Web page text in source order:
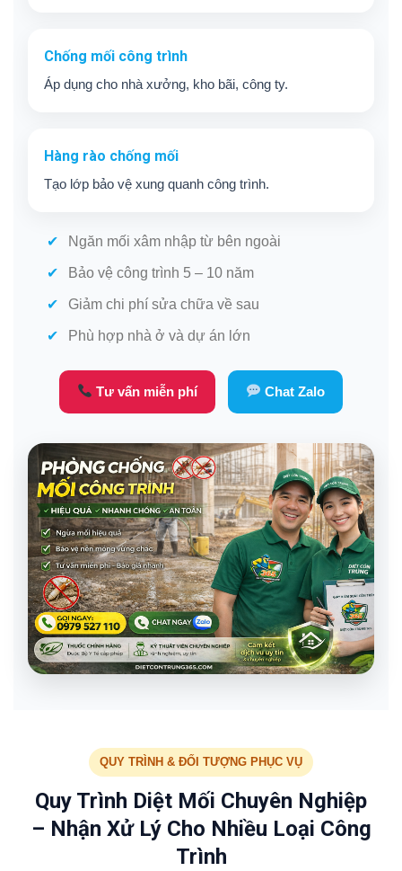
Chống mối công trình
Áp dụng cho nhà xưởng, kho bãi, công ty.
Hàng rào chống mối
Tạo lớp bảo vệ xung quanh công trình.
Ngăn mối xâm nhập từ bên ngoài
Bảo vệ công trình 5 – 10 năm
Giảm chi phí sửa chữa về sau
Phù hợp nhà ở và dự án lớn
Tư vấn miễn phí Chat Zalo
QUY TRÌNH & ĐỐI TƯỢNG PHỤC VỤ
Quy Trình Diệt Mối Chuyên Nghiệp
– Nhận Xử Lý Cho Nhiều Loại Công
Trình